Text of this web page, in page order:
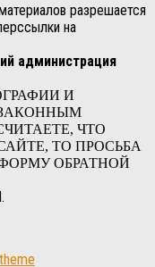
разрешается
на
администрация
И
ЧТО
ТО ПРОСЬБА
ОБРАТНОЙ